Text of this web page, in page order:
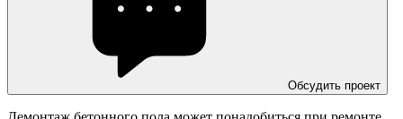
Обсудить проект